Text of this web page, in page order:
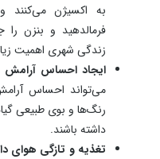
به اکسیژن می‌کنند
فرمالدهید و بنزن
زندگی شهری اهمیت
ایجاد احساس آرامش
می‌تواند احساس
رنگ‌ها و بوی طبیعی
داشته باشند.
تغذیه و تازگی هوای